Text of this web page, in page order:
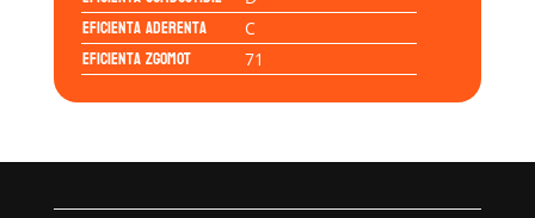
Eficienta Aderenta C
Eficienta Zgomot 71